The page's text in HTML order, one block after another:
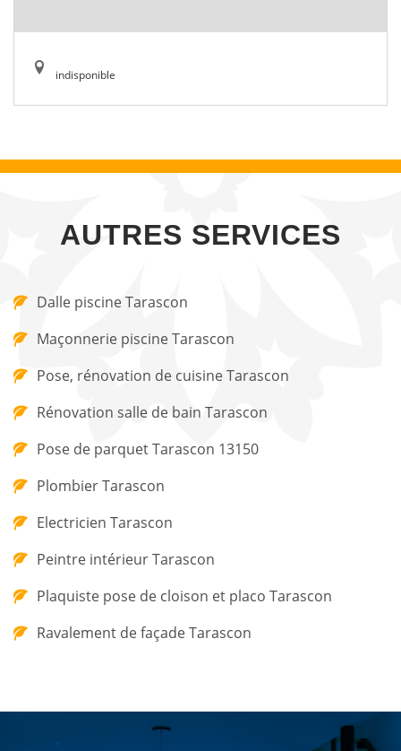
indisponible
AUTRES SERVICES
Dalle piscine Tarascon
Maçonnerie piscine Tarascon
Pose, rénovation de cuisine Tarascon
Rénovation salle de bain Tarascon
Pose de parquet Tarascon 13150
Plombier Tarascon
Electricien Tarascon
Peintre intérieur Tarascon
Plaquiste pose de cloison et placo Tarascon
Ravalement de façade Tarascon